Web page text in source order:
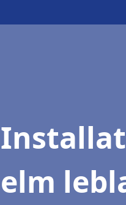
elm